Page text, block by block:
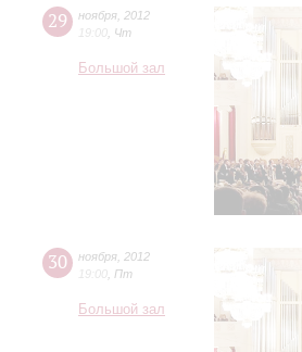
29 ноября 2012
19:00 Чт
Большой зал
30 ноября 2012
19:00 Пт
Большой зал